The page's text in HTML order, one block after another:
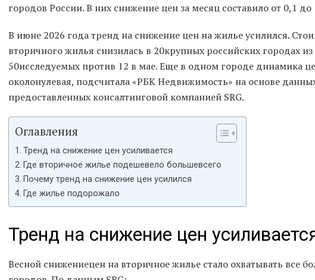
городов России. В них снижение цен за месяц составило от 0,1 до
В июне 2026 года тренд на снижение цен на жилье усилился.
вторичного жилья снизилась в 20крупных российских городах из
50исследуемых против 12 в мае. Еще в одном городе динамика
околонулевая, подсчитала «РБК Недвижимость» на основе
предоставленных консалтинговой компанией SRG.
Оглавления
Тренд на снижение цен усиливается
Где вторичное жилье подешевело большевсего
Почему тренд на снижение цен усилился
Где жилье подорожало
Тренд на снижение цен
Весной снижениецен на вторичное жилье стало охватывать все